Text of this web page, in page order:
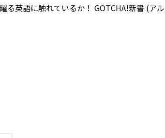
英語に触れているか！ GOTCHA!新書 (ア